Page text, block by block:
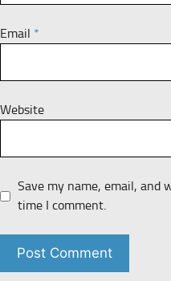
Email *
Website
Save my name, email, and
time I comment.